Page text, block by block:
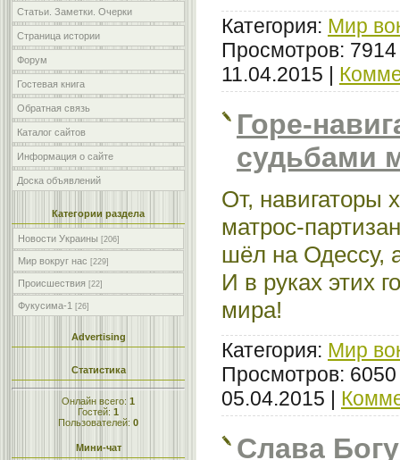
Статьи. Заметки. Очерки
Страница истории
Форум
Гостевая книга
Обратная связь
Каталог сайтов
Информация о сайте
Доска объявлений
Категории раздела
Новости Украины [206]
Мир вокруг нас [229]
Происшествия [22]
Фукусима-1 [26]
Advertising
Статистика
Онлайн всего: 1
Гостей: 1
Пользователей: 0
Мини-чат
Категория: Мир
Просмотров:
11.04.2015 |
Горе-
судьбами
От, навигаторы
матрос-
шёл на Одессу,
И в руках этих
мира!
Категория: Мир
Просмотров:
05.04.2015
Слава